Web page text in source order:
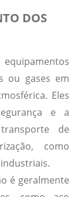
DOS
ou gases em
Eles
e a
de
como
é geralmente